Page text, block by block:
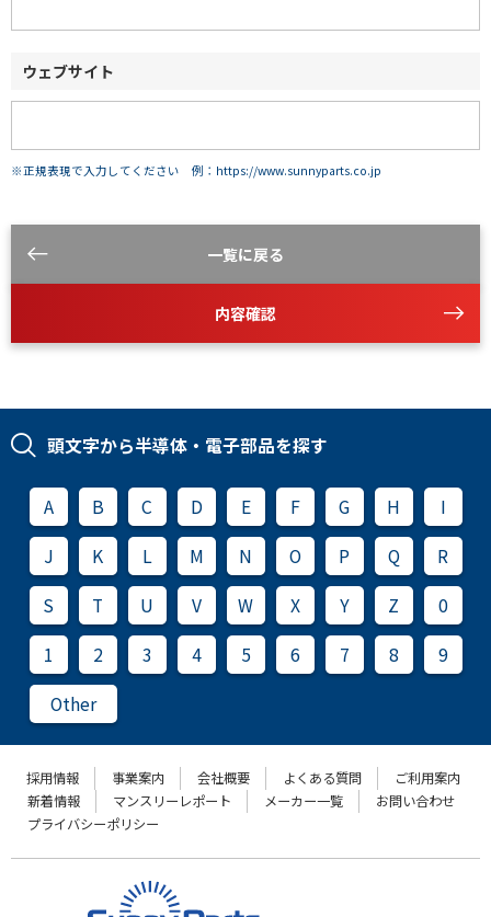
ウェブサイト
※正規表現で入力してください 例：https://www.sunnyparts.co.jp
一覧に戻る
内容確認
頭文字から半導体・電子部品を探す
A B C D E F G H
I
J
K L M N O P Q
R
S
T U V W X Y Z
0
1
2 3 4 5 6 7 8
9
Other
採用情報 事業案内 会社概要 よくある質問
ご利用案内
新着情報
マンスリーレポート メーカー一覧
お問い合わせ
プライバシーポリシー